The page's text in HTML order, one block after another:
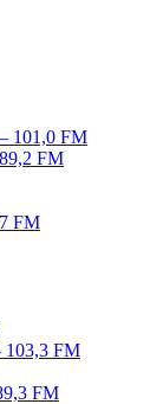
101,0 FM
FM
FM
103,3 FM
FM